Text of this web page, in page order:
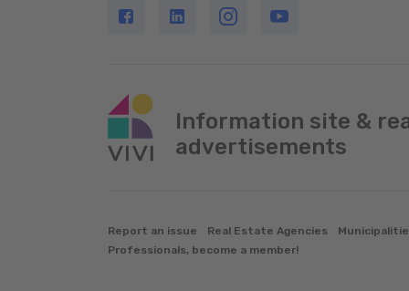
Information site &
advertisements
Report an issue Real Estate Agencies
Professionals, become a member!